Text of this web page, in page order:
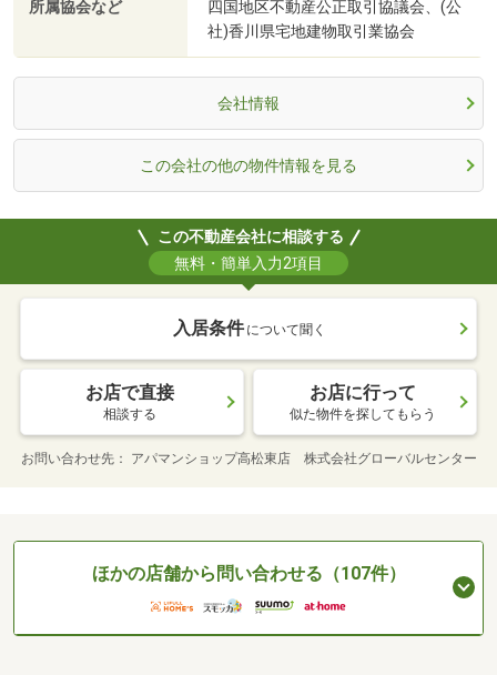
所属協会など
四国地区不動産公正取引協議会、(公
社)香川県宅地建物取引業協会
会社情報
この会社の他の物件情報を見る
この不動産会社に相談する
無料・簡単入力2項目
入居条件 について聞く
お店で直接
相談する
お店に行って
似た物件を探してもらう
お問い合わせ先 アパマンショップ高松東店 株式会社グローバルセンター
ほかの店舗から問い合わせる（107件）